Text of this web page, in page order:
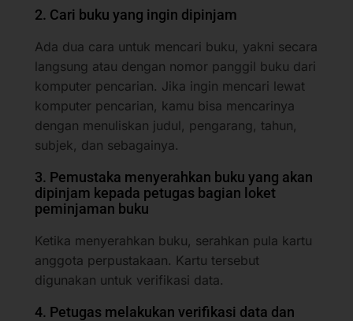
2. Cari buku yang ingin dipinjam
Ada dua cara untuk mencari buku, yakni secara
langsung atau dengan nomor panggil buku dari
komputer pencarian. Jika ingin mencari lewat
komputer pencarian, kamu bisa mencarinya
dengan menuliskan judul, pengarang, tahun,
subjek, dan sebagainya.
3. Pemustaka menyerahkan buku yang akan
dipinjam kepada petugas bagian loket
peminjaman buku
Ketika menyerahkan buku, serahkan pula kartu
anggota perpustakaan. Kartu tersebut
digunakan untuk verifikasi data.
4. Petugas melakukan verifikasi data dan